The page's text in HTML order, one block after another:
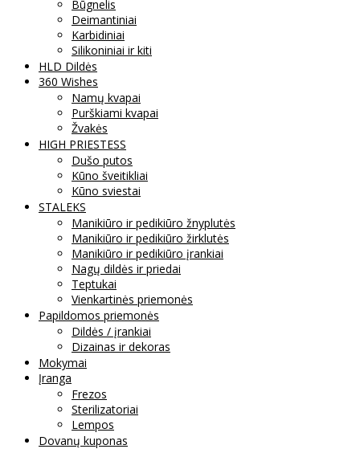
Būgnelis
Deimantiniai
Karbidiniai
Silikoniniai ir kiti
HLD Dildės
360 Wishes
Namų kvapai
Purškiami kvapai
Žvakės
HIGH PRIESTESS
Dušo putos
Kūno šveitikliai
Kūno sviestai
STALEKS
Manikiūro ir pedikiūro žnyplutės
Manikiūro ir pedikiūro žirklutės
Manikiūro ir pedikiūro įrankiai
Nagų dildės ir priedai
Teptukai
Vienkartinės priemonės
Papildomos priemonės
Dildės / įrankiai
Dizainas ir dekoras
Mokymai
Įranga
Frezos
Sterilizatoriai
Lempos
Dovanų kuponas